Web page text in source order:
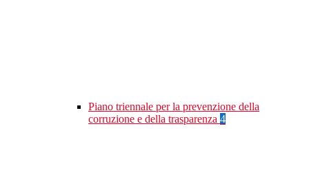
Piano triennale per la prevenzione della
corruzione e della trasparenza 4